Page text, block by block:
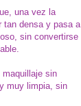
una vez la
tan densa y pasa a
sin convertirse
maquillaje sin
muy limpia, sin